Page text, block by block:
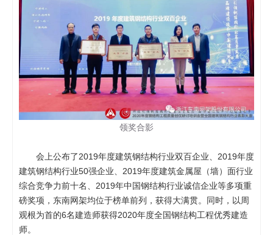
领奖合影
会上公布了2019年度建筑钢结构行业双百企业、2019年度
建筑钢结构行业50强企业、2019年度建筑金属屋（墙）面行业
综合竞争力前十名、2019年中国钢结构行业诚信企业等多项重
磅奖项，东南网架均位于榜单前列，获得大满贯。同时，以周
观根为首的6名建造师获得2020年度全国钢结构工程优秀建造
师。